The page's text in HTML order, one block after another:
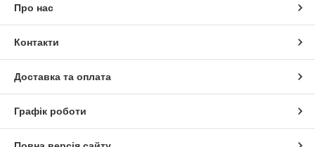
Про нас
Контакти
Доставка та оплата
Графік роботи